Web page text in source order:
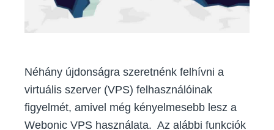
Néhány újdonságra szeretnénk felhívni a
virtuális szerver (VPS) felhasználóinak
figyelmét, amivel még kényelmesebb lesz a
Webonic VPS használata. Az alábbi funkciók